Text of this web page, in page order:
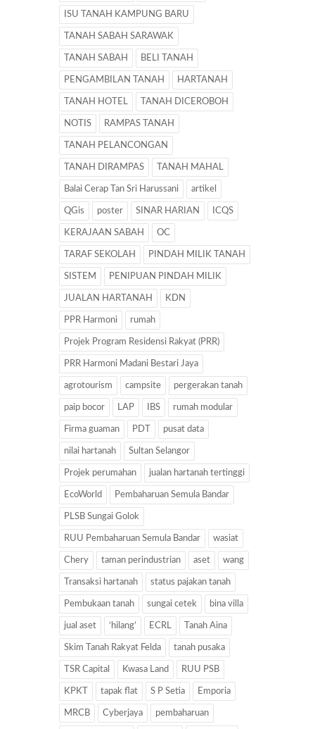
ISU TANAH KAMPUNG BARU
TANAH SABAH SARAWAK
TANAH SABAH BELI TANAH
PENGAMBILAN TANAH HARTANAH
TANAH HOTEL TANAH DICEROBOH
NOTIS RAMPAS TANAH
TANAH PELANCONGAN
TANAH DIRAMPAS TANAH MAHAL
Balai Cerap Tan Sri Harussani artikel
QGis poster SINAR HARIAN ICQS
KERAJAAN SABAH OC
TARAF SEKOLAH PINDAH MILIK TANAH
SISTEM PENIPUAN PINDAH MILIK
JUALAN HARTANAH KDN
PPR Harmoni rumah
Projek Program Residensi Rakyat (PRR)
PRR Harmoni Madani Bestari Jaya
agrotourism campsite pergerakan tanah
paip bocor LAP IBS rumah modular
Firma guaman PDT pusat data
nilai hartanah Sultan Selangor
Projek perumahan jualan hartanah tertinggi
EcoWorld Pembaharuan Semula Bandar
PLSB Sungai Golok
RUU Pembaharuan Semula Bandar wasiat
Chery taman perindustrian aset wang
Transaksi hartanah status pajakan tanah
Pembukaan tanah sungai cetek bina villa
jual aset ‘hilang’ ECRL Tanah Aina
Skim Tanah Rakyat Felda tanah pusaka
TSR Capital Kwasa Land RUU PSB
KPKT tapak flat S P Setia Emporia
MRCB Cyberjaya pembaharuan